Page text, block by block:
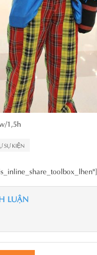
1,5h
SỰ KIỆN
LUẬN